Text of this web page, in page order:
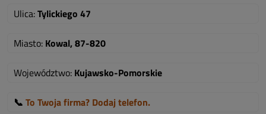
Ulica:Tylickiego 47
Miasto: Kowal, 87-820
Województwo: Kujawsko-Pomorskie
📞 To Twoja firma? Dodaj telefon.